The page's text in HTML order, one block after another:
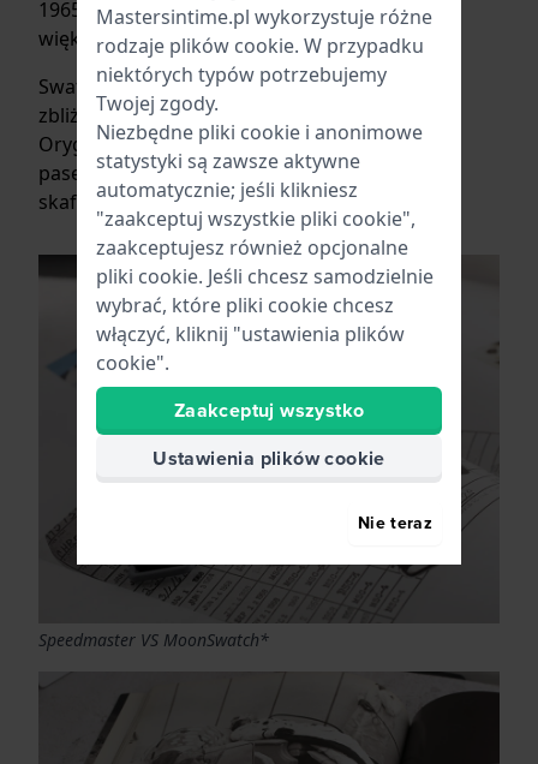
1965 roku i służył jako zegarek z wyboru dla
większości kolejnych misji księżycowych.
Swatch Mission to the moon jest najbardziej
zbliżony do oryginalnego zegarka Omega.
Oryginał posiadał również długi, regulowany
pasek na rzep, który można było nosić na
skafandrze księżycowym.
Speedmaster VS MoonSwatch*
Mastersintime.pl wykorzystuje różne
rodzaje plików cookie. W przypadku
niektórych typów potrzebujemy
Twojej zgody.
Niezbędne pliki cookie i anonimowe
statystyki są zawsze aktywne
automatycznie; jeśli klikniesz
"zaakceptuj wszystkie pliki cookie",
zaakceptujesz również opcjonalne
pliki cookie. Jeśli chcesz samodzielnie
wybrać, które pliki cookie chcesz
włączyć, kliknij "ustawienia plików
cookie".
Zaakceptuj wszystko
Ustawienia plików cookie
Nie teraz